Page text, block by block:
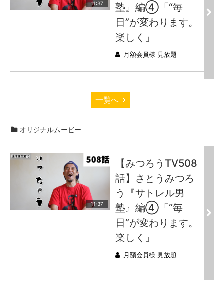
11:37
塾』編④「“毎
日”が変わります。
楽しく」
月額会員様 見放題
一覧へ
オリジナルムービー
11:37
【みつろうTV508
話】さとうみつろ
う『サトレル男
塾』編④「“毎
日”が変わります。
楽しく」
月額会員様 見放題